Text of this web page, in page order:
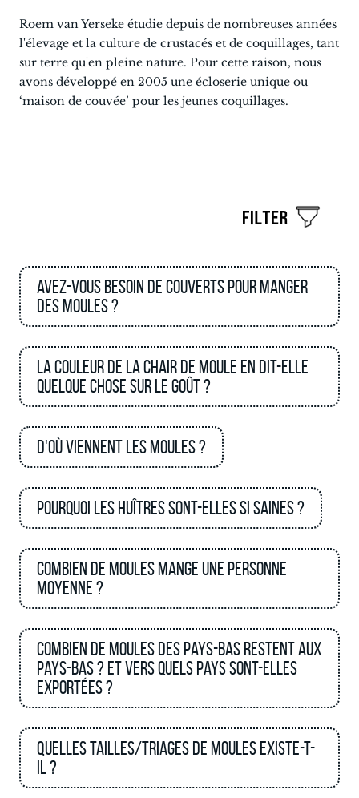
Roem van Yerseke étudie depuis de nombreuses années
l'élevage et la culture de crustacés et de coquillages, tant
sur terre qu'en pleine nature. Pour cette raison, nous
avons développé en 2005 une écloserie unique ou
‘maison de couvée’ pour les jeunes coquillages.
Avez-vous besoin de couverts pour manger
des moules ?
La couleur de la chair de moule en dit-elle
quelque chose sur le goût ?
D'où viennent les moules ?
Pourquoi les huîtres sont-elles si saines ?
Combien de moules mange une personne
moyenne ?
Combien de moules des Pays-Bas restent aux
Pays-Bas ? Et vers quels pays sont-elles
exportées ?
Quelles tailles/triages de moules existe-t-
il ?